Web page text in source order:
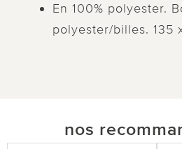
En 100% polyester.
polyester/billes. 135
nos